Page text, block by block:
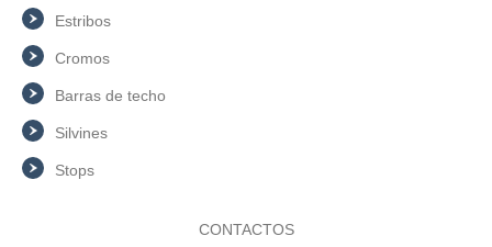
Estribos
Cromos
Barras de techo
Silvines
Stops
CONTACTOS